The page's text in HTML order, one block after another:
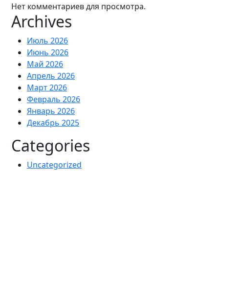
Нет комментариев для просмотра.
Archives
Июль 2026
Июнь 2026
Май 2026
Апрель 2026
Март 2026
Февраль 2026
Январь 2026
Декабрь 2025
Categories
Uncategorized